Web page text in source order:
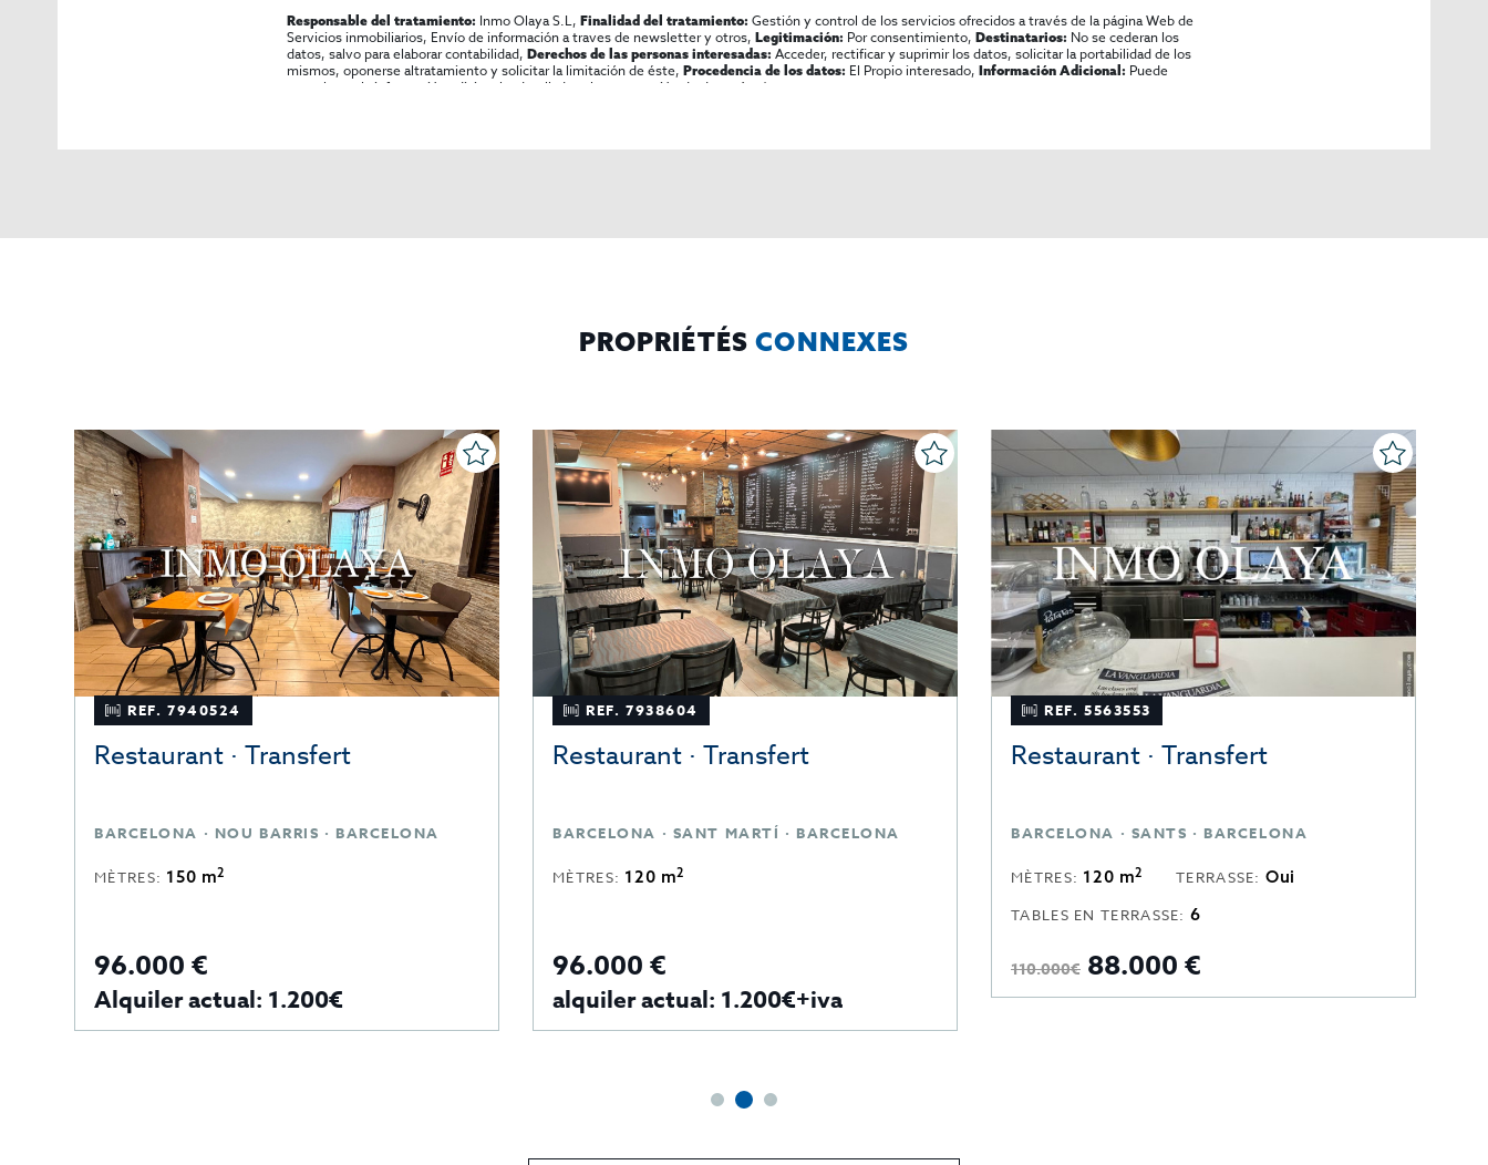
Responsable del tratamiento: Inmo Olaya S.L, Finalidad del tratamiento: Gestión y control de los servicios ofrecidos a través de la página Web de
Servicios inmobiliarios, Envío de información a traves de newsletter y otros, Legitimación: Por consentimiento, Destinatarios: No se cederan los
datos, salvo para elaborar contabilidad, Derechos de las personas interesadas: Acceder, rectificar y suprimir los datos, solicitar la portabilidad de los
mismos, oponerse altratamiento y solicitar la limitación de éste, Procedencia de los datos: El Propio interesado, Información Adicional: Puede
consultarse la información adicional y detallada sobre protección de datos
Aquí.
PROPRIÉTÉS CONNEXES
REF. 7940524
Restaurant · Transfert
BARCELONA · NOU BARRIS · BARCELONA
MÈTRES: 150 m2
96.000 €
Alquiler actual: 1.200€
REF. 7938604
Restaurant · Transfert
BARCELONA · SANT MARTÍ · BARCELONA
MÈTRES: 120 m2
96.000 €
alquiler actual: 1.200€+iva
REF. 5563553
Restaurant · Transfert
BARCELONA · SANTS · BARCELONA
MÈTRES: 120 m2 TERRASSE:Oui
TABLES EN TERRASSE: 6
110.000€ 88.000 €